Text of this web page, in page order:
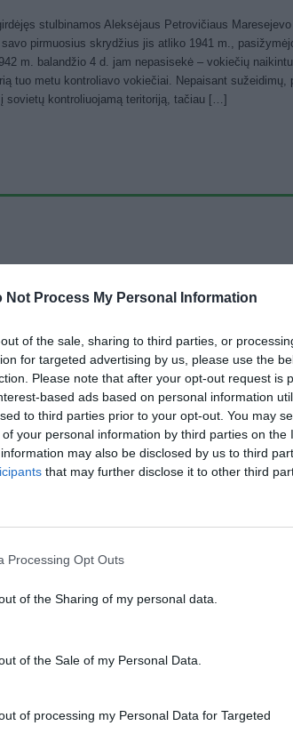
Not Process My Personal Information
of the sale, sharing to third parties, or
for targeted advertising by us, please use the
Please note that after your opt-out request is
based ads based on personal information
to third parties prior to your opt-out. You may
your personal information by third parties on the
may also be disclosed by us to third
that may further disclose it to other third
Processing Opt Outs
of the Sharing of my personal data.
of the Sale of my Personal Data.
of processing my Personal Data for Targeted
stulbinamos Aleksėjaus Petrovičiaus
pirmuosius skrydžius jis atliko 1941 m.,
m. balandžio 4 d. jam nepasisekė – vokiečių
tuo metu kontroliavo vokiečiai. Nepaisant sužeidimų,
sovietų kontroliuojamą teritoriją, tačiau […]
polinkį į kraujomaišą – ypač poruojant dėdes su
Carlos`ą. Jis buvo gimęs iš dėdės-dukterėčios
sudėtingomis […]
valstybės pavadinimą sudaro 11 raidžių. 3. George W.
skrydžio numeris buvo 11. […]
jūrų žuvis pasaulyje. Šios žuvys žudo nuodais,
Jei kas nors sudrumsčia tarp akmenų nepastebimai